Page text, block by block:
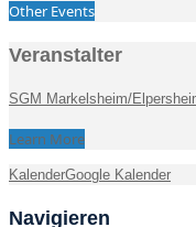
Other Events
Veranstalter
SGM Markelsheim/
Learn More
KalenderGoogle Kalender
Navigieren